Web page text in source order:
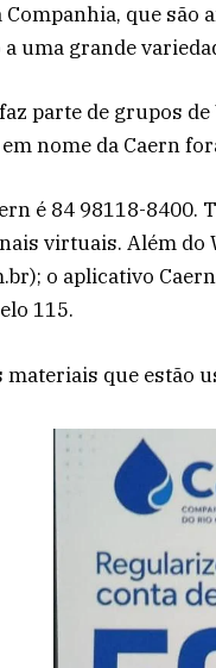
que são
uma grande
parte de grupos
nome da Caern
é 84 98118-
virtuais. Além do
o aplicativo
115.
que estão